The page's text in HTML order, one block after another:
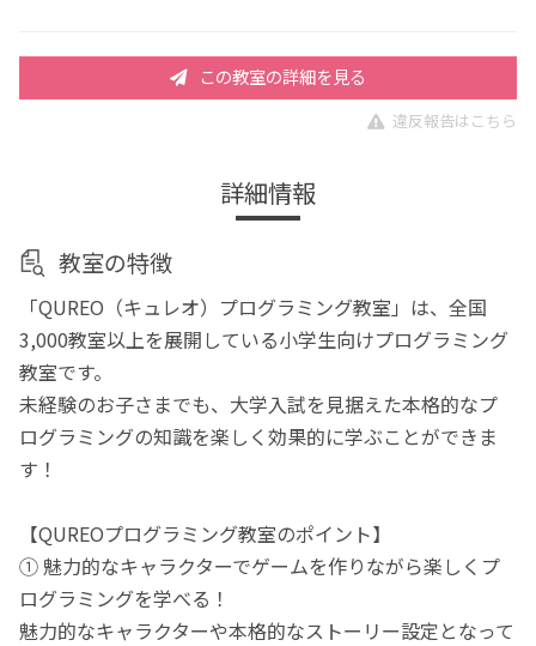
この教室の詳細を見る
違反報告はこちら
詳細情報
教室の特徴
「QUREO（キュレオ）プログラミング教室」は、全国
3,000教室以上を展開している小学生向けプログラミング
教室です。
未経験のお子さまでも、大学入試を見据えた本格的なプ
ログラミングの知識を楽しく効果的に学ぶことができま
す！
【QUREOプログラミング教室のポイント】
① 魅力的なキャラクターでゲームを作りながら楽しくプ
ログラミングを学べる！
魅力的なキャラクターや本格的なストーリー設定となって